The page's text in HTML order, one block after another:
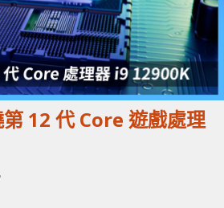
12 代 Core 遊戲處理